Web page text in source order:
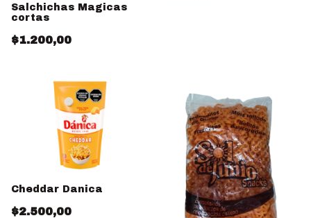
Salchichas Magicas
cortas
$1.200,00
Cheddar Danica
$2.500,00